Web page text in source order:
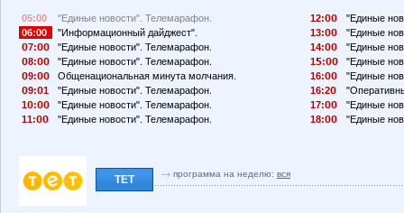
05:00
"Единые новости". Телемарафон.
06:00
"Информационный дайджест".
7:
"Единые новости". Телемарафон.
8:
"Единые новости". Телемарафон.
9:
Общенациональная минута молчания.
9:
1
"Единые новости". Телемарафон.
1
:
"Единые новости". Телемарафон.
11:
"Единые новости". Телемарафон.
12:
"Единые
13:
"Единые
14:
"Единые
1
:
"Единые
16:
"Единые
16:2
17:
"Единые
18:
"Единые
ТЕТ программа на неделю: вся